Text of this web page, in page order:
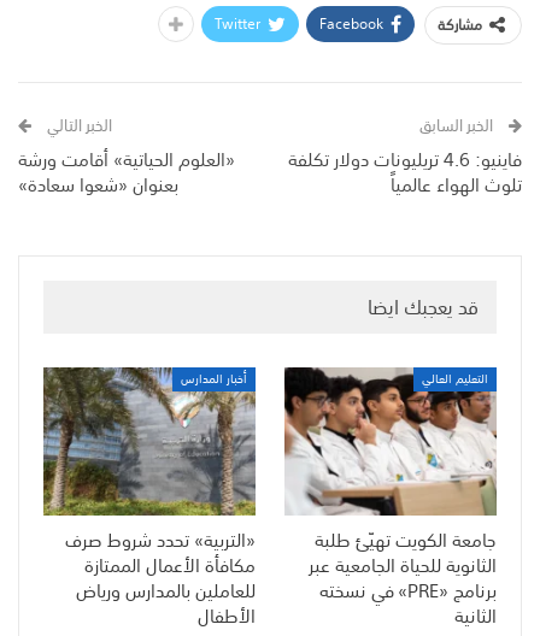
مشاركة
Facebook
Twitter
الخبر السابق
فاينيو: 4.6 تريليونات دولار تكلفة
تلوث الهواء عالمياً
الخبر التالي
«العلوم الحياتية» أقامت ورشة
بعنوان «شعوا سعادة»
قد يعجبك ايضا
التعليم العالي
جامعة الكويت تهيّئ طلبة
الثانوية للحياة الجامعية عبر
برنامج «PRE» في نسخته
الثانية
أخبار المدارس
«التربية» تحدد شروط صرف
مكافأة الأعمال الممتازة
للعاملين بالمدارس ورياض
الأطفال